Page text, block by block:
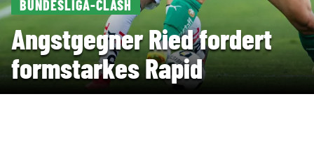
BUNDESLIGA-CLASH
Angstgegner Ried fordert
formstarkes Rapid